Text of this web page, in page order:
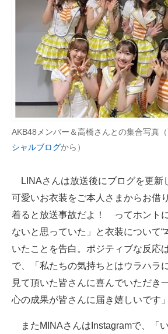
AKB48メンバー＆高橋さんとの集合写真
シャルブログから）
LINAさんは放送後にブログを更新
可愛いお衣装をご本人さまからお借
着ると放送事故だよ！ ってホント
ないと思っていた」と衣装について“
いたことを告白。ポジティブな反応
で、「私たちの気持ちとはウラハラ
見て頂いた皆さんに喜んでいただき
心の成果が皆さんに届き嬉しいです
またMINAさんはInstagramで、「